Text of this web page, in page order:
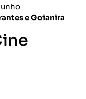
e Goianira